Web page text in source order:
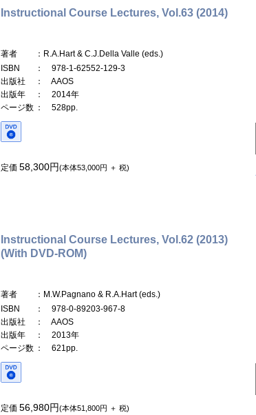
Instructional Course Lectures, Vol.63 (2014)
著者
：R.A.Hart & C.J.Della Valle (eds.)
ISBN
： 978-1-62552-129-3
出版社
： AAOS
出版年
： 2014年
ページ数 ： 528pp.
定価 58,300円(本体53,000円 ＋ 税)
Instructional Course Lectures, Vol.62 (2013)
(With DVD-ROM)
著者
：M.W.Pagnano & R.A.Hart (eds.)
ISBN
： 978-0-89203-967-8
出版社
： AAOS
出版年
： 2013年
ページ数 ： 621pp.
定価 56,980円(本体51,800円 ＋ 税)